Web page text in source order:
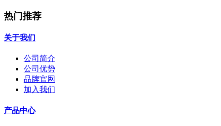
热门推荐
关于我们
公司简介
公司优势
品牌官网
加入我们
产品中心